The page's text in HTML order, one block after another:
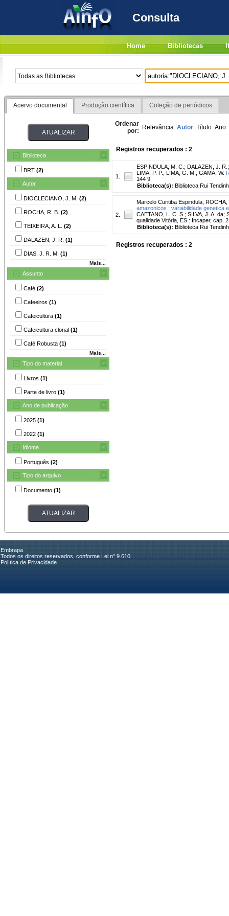
Consulta
Home Bibliotecas
Acervo documental Produção científica Coleção de periódicos
Biblioteca
BRT (2)
Autor
DIOCLECIANO, J. M. (2)
ROCHA, R. B. (2)
TEIXEIRA, A. L. (2)
DALAZEN, J. R. (1)
DIAS, J. R. M. (1)
Mais...
Assunto
Café (2)
Cafeeiros (1)
Cafeicultura (1)
Cafeicultura clonal (1)
Café Robusta (1)
Mais...
Tipo do material
Livros (1)
Parte de livro (1)
Ano de publicação
2025 (1)
2022 (1)
Idioma
Português (2)
Tipo do arquivo
Documento (1)
Ordenar
por: Relevância Autor Título Ano
Registros recuperados : 2
1.
ESPINDULA, M. C. ; DALAZEN, J. R.
LIMA, P. P. ; LIMA, G. M. ; GAMA, W.
144 9
Biblioteca(s): Biblioteca Rui
2.
Marcelo Curitiba Espindula; ROCHA,
amazonicos : variabilidade genetica
CAETANO, L. C. S.; SILVA, J. A.
qualidade Vitória, ES : Incaper, cap.
Biblioteca(s): Biblioteca Rui
Registros recuperados : 2
Embrapa
Todos os direitos reservados, conforme Lei n° 9.610
Política de Privacidade